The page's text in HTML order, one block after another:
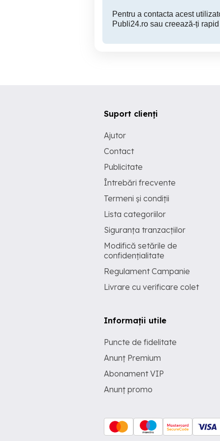
Pentru a contacta acest
Publi24.ro sau creează-ți
Suport clienți
Ajutor
Contact
Publicitate
Întrebări frecvente
Termeni și condiții
Lista categoriilor
Siguranța tranzacțiilor
Modifică setările de
confidențialitate
Regulament Campanie
Livrare cu verificare colet
Informații utile
Puncte de fidelitate
Anunț Premium
Abonament VIP
Anunț promo